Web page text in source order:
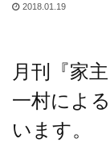
2018.01.19
月刊『家
一村によ
います。